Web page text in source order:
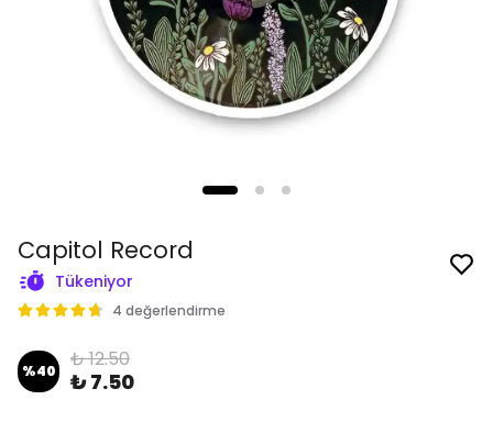
Capitol Record
Tükeniyor
4 değerlendirme
%40 ₺ 12.50
₺ 7.50